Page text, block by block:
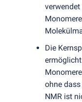
Die
ohne
NMR ist